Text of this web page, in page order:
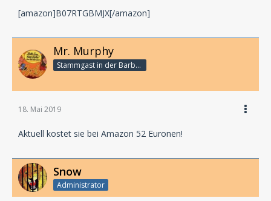
[amazon]B07RTGBMJX[/amazon]
Mr. Murphy
Stammgast in der Barbarabar
18. Mai 2019
Aktuell kostet sie bei Amazon 52 Euronen!
Snow
Administrator